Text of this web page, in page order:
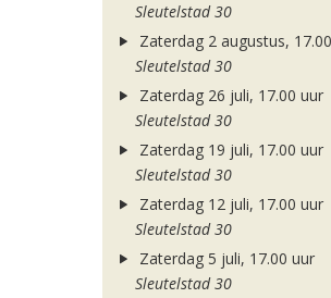
Sleutelstad 30
Zaterdag 2 augustus,
Sleutelstad 30
Zaterdag 26 juli, 17.00 uur
Sleutelstad 30
Zaterdag 19 juli, 17.00 uur
Sleutelstad 30
Zaterdag 12 juli, 17.00 uur
Sleutelstad 30
Zaterdag 5 juli, 17.00 uur
Sleutelstad 30